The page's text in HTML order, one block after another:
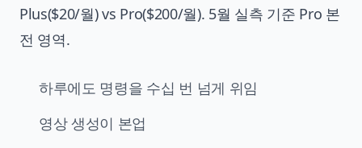
Plus($20/월) vs Pro($200/월). 5월 실측 기준 Pro 본
전 영역.
하루에도 명령을 수십 번 넘게 위임
영상 생성이 본업